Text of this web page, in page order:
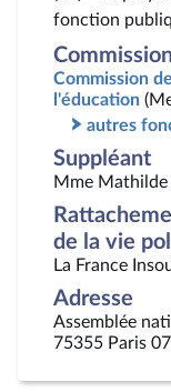
fonction
Commission
l'éducation
autres
Suppléant
Mme
de la vie
La France
Adresse
Assemblée
75355 Paris